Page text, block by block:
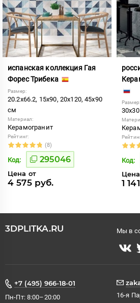
испанская коллекция Гая
Форес Трибека
Размер:
20.2x66.2, 15x90, 20x120, 45x90
см
Материал:
Керамогранит
Рейтинг:
(8)
Код: 295046
Цена от
4 575 руб.
Размер:
Код:
1
3DPLITKA.RU Мы в
+7 (495) 966-18-01
Пн-Пт: 8:00–20:00
16-я